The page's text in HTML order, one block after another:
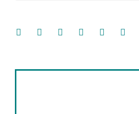
facebooksoundcloud
twitter mastodoninstagramthreads